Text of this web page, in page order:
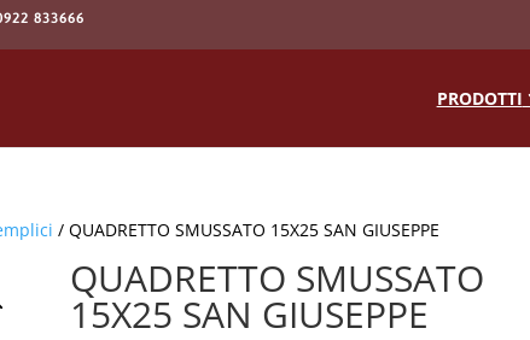
833666
PRODOTTI
Products
/ QUADRETTO SMUSSATO 15X25 SAN GIUSEPPE
QUADRETTO SMUSSATO
15X25 SAN GIUSEPPE